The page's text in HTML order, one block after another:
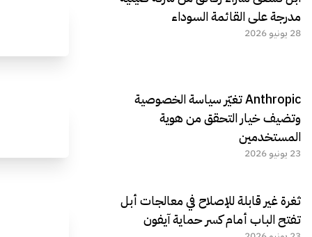
مدرجة على القائمة السوداء
28 يونيو 2026
Anthropic تغيّر سياسة الخصوصية
وتضيف خيار التحقق من هوية
المستخدمين
23 يونيو 2026
ثغرة غير قابلة للإصلاح في معالجات أبل
تفتح الباب أمام كسر حماية آيفون